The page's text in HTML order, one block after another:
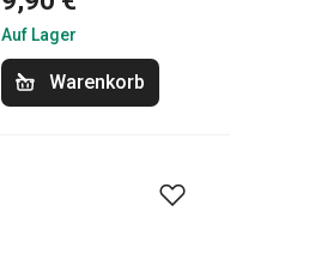
Auf Lager
Warenkorb